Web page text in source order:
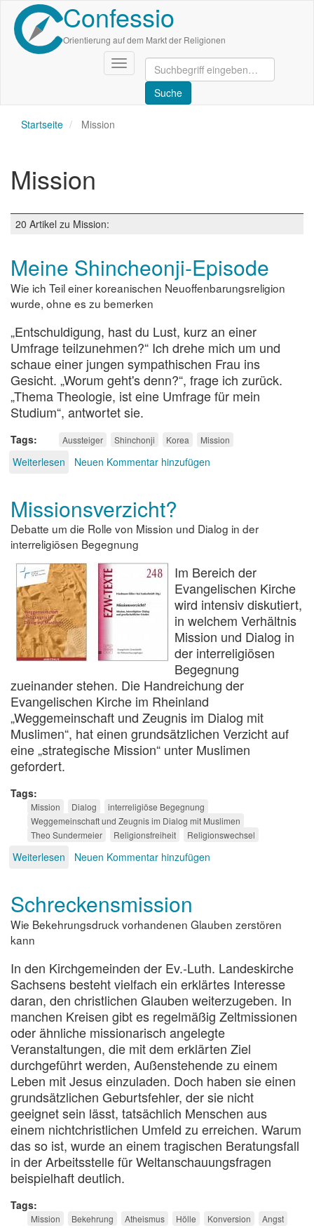
Direkt
zum
Inhalt
Confessio
Orientierung auf dem Markt der Religionen
Navigation
aktivieren/deaktivieren
Startseite Mission
Mission
20 Artikel zu Mission:
Meine Shincheonji-Episode
Wie ich Teil einer koreanischen Neuoffenbarungsreligion
wurde, ohne es zu bemerken
„Entschuldigung, hast du Lust, kurz an einer
Umfrage teilzunehmen?“ Ich drehe mich um und
schaue einer jungen sympathischen Frau ins
Gesicht. „Worum geht's denn?“, frage ich zurück.
„Thema Theologie, ist eine Umfrage für mein
Studium“, antwortet sie.
Tags Aussteiger Shinchonji Korea Mission
Weiterlesen über
Neuen Kommentar hinzufügen
Missionsverzicht?
Debatte um die Rolle von Mission und Dialog in der
interreligiösen Begegnung
Im Bereich der
Evangelischen Kirche
wird intensiv diskutiert,
in welchem Verhältnis
Mission und Dialog in
der interreligiösen
Begegnung
zueinander stehen. Die Handreichung der
Evangelischen Kirche im Rheinland
„Weggemeinschaft und Zeugnis im Dialog mit
Muslimen“, hat einen grundsätzlichen Verzicht auf
eine „strategische Mission“ unter Muslimen
gefordert.
Tags
Mission Dialog
interreligiöse Begegnung
Weggemeinschaft und Zeugnis im Dialog mit Muslimen
Theo Sundermeier
Religionsfreiheit Religionswechsel
Weiterlesen über
Neuen Kommentar hinzufügen
Schreckensmission
Wie Bekehrungsdruck vorhandenen Glauben zerstören
kann
In den Kirchgemeinden der Ev.-Luth. Landeskirche
Sachsens besteht vielfach ein erklärtes Interesse
daran, den christlichen Glauben weiterzugeben. In
manchen Kreisen gibt es regelmäßig Zeltmissionen
oder ähnliche missionarisch angelegte
Veranstaltungen, die mit dem erklärten Ziel
durchgeführt werden, Außenstehende zu einem
Leben mit Jesus einzuladen. Doch haben sie einen
grundsätzlichen Geburtsfehler, der sie nicht
geeignet sein lässt, tatsächlich Menschen aus
einem nichtchristlichen Umfeld zu erreichen. Warum
das so ist, wurde an einem tragischen Beratungsfall
in der Arbeitsstelle für Weltanschauungsfragen
beispielhaft deutlich.
Tags
Mission Bekehrung Atheismus Hölle Konversion Angst